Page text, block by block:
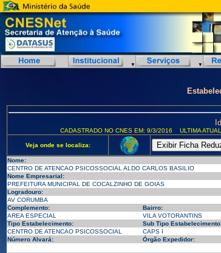
CADASTRADO NO CNES EM: 9/3/2016 ULTIMA
Veja onde se localiza:
Nome:
CENTRO DE ATENCAO PSICOSSOCIAL ALDO CARLOS BASILIO
Nome Empresarial:
PREFEITURA MUNICIPAL DE COCALZINHO DE GOIAS
Logradouro:
AV CORUMBA
Complemento:
Bairro:
AREA ESPECIAL
VILA VOTORANTINS
Tipo Estabelecimento:
Sub Tipo
CENTRO DE ATENCAO PSICOSSOCIAL
CAPS I
Número Alvará:
Órgão Expedidor: